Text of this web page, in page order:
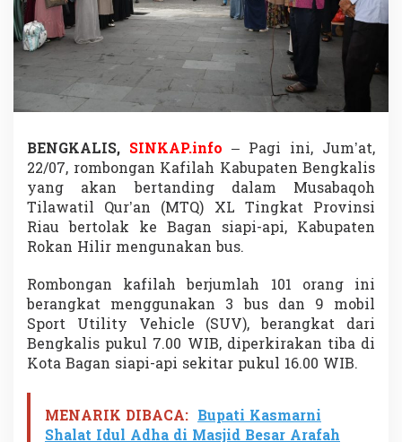
Q
U
t
u
s
a
n
u
a
t
e
e
n
g
k
a
B
e
BENGKALIS, SINKAP.info – Pagi ini, Jum’at,
22/07, rombongan Kafilah Kabupaten Bengkalis
yang akan bertanding dalam Musabaqoh
Tilawatil Qur’an (MTQ) XL Tingkat Provinsi
Riau bertolak ke Bagan siapi-api, Kabupaten
Rokan Hilir mengunakan bus.
Rombongan kafilah berjumlah 101 orang ini
berangkat menggunakan 3 bus dan 9 mobil
Sport Utility Vehicle (SUV), berangkat dari
Bengkalis pukul 7.00 WIB, diperkirakan tiba di
Kota Bagan siapi-api sekitar pukul 16.00 WIB.
MENARIK DIBACA: Bupati Kasmarni
Shalat Idul Adha di Masjid Besar Arafah